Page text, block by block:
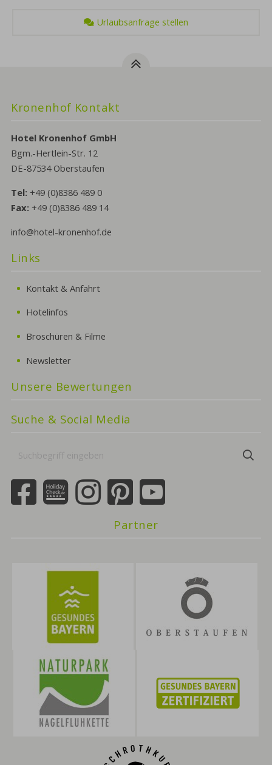
Urlaubsanfrage stellen
Kronenhof Kontakt
Hotel Kronenhof GmbH
Bgm.-Hertlein-Str. 12
DE-87534 Oberstaufen
Tel: +49 (0)8386 489 0
Fax: +49 (0)8386 489 14
info@hotel-kronenhof.de
Links
Kontakt & Anfahrt
Hotelinfos
Broschüren & Filme
Newsletter
Unsere Bewertungen
Suche & Social Media
Partner